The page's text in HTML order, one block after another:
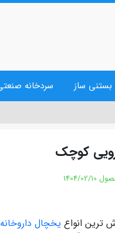
بستنی ساز سردخانه
کوچک
1404/02/10
ترین انواع یخچال داروخانه